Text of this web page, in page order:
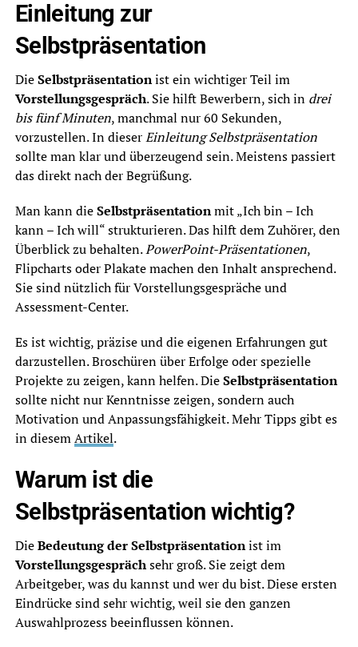
Einleitung zur
Selbstpräsentation
DieSelbstpräsentationist ein wichtiger Teil im
Vorstellungsgespräch. Sie hilft Bewerbern, sich in drei
bis fünf Minuten, manchmal nur 60 Sekunden,
vorzustellen. In dieserEinleitung Selbstpräsentation
sollte man klar und überzeugend sein. Meistens passiert
das direkt nach der Begrüßung.
Man kann dieSelbstpräsentationmit „Ich bin – Ich
kann – Ich will“ strukturieren. Das hilft dem Zuhörer, den
Überblick zu behalten.PowerPoint-Präsentationen,
Flipcharts oder Plakate machen den Inhalt ansprechend.
Sie sind nützlich für Vorstellungsgespräche und
Assessment-Center.
Es ist wichtig, präzise und die eigenen Erfahrungen gut
darzustellen. Broschüren über Erfolge oder spezielle
Projekte zu zeigen, kann helfen. DieSelbstpräsentation
sollte nicht nur Kenntnisse zeigen, sondern auch
Motivation und Anpassungsfähigkeit. Mehr Tipps gibt es
in diesemArtikel.
Warum ist die
Selbstpräsentation wichtig?
DieBedeutung der Selbstpräsentationist im
Vorstellungsgesprächsehr groß. Sie zeigt dem
Arbeitgeber, was du kannst und wer du bist. Diese ersten
Eindrücke sind sehr wichtig, weil sie den ganzen
Auswahlprozess beeinflussen können.